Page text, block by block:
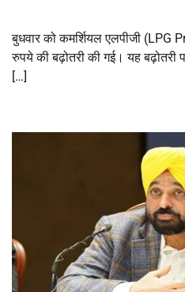
बुधवार को कमर्शियल एलपीजी (LPG
रुपये की बढ़ोतरी की गई। यह बढ़ोतरी
[…]